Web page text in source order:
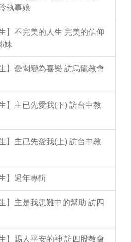
執事娘
】不完美的人生 完美的信仰
妹
】憂悶變為喜樂 訪烏龍教會
】主已先愛我(下) 訪台中教
】主已先愛我(上) 訪台中教
】過年專輯
】主是我患難中的幫助 訪四
】賜人平安的神 訪四股教會